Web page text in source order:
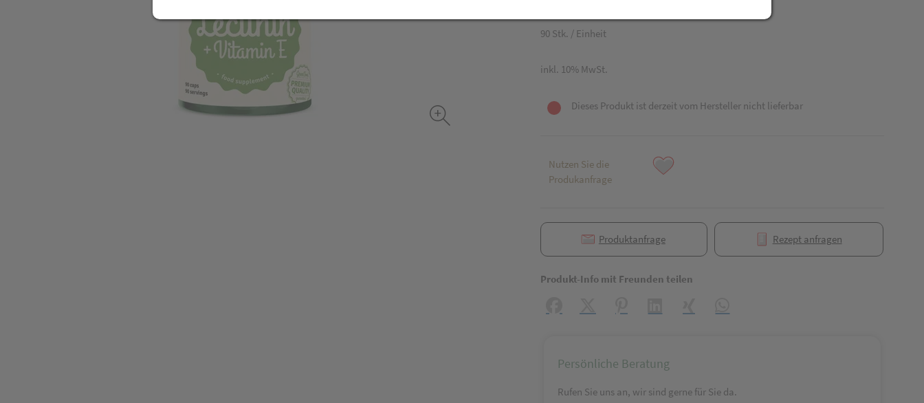
9,60 EUR
90 Stk. / Einheit
inkl. 10% MwSt.
Dieses Produkt ist derzeit vom Hersteller nicht lieferbar
Nutzen Sie die
Produkanfrage
Produktanfrage Rezept anfragen
Produkt-Info mit Freunden teilen
Persönliche Beratung
Rufen Sie uns an, wir sind gerne für Sie da.